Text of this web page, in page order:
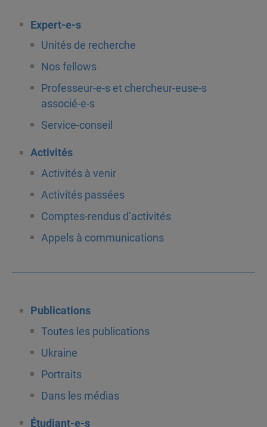
Expert-e-s
Unités de recherche
Nos fellows
Professeur-e-s et chercheur-euse-s
associé-e-s
Service-conseil
Activités
Activités à venir
Activités passées
Comptes-rendus d’activités
Appels à communications
Publications
Toutes les publications
Ukraine
Portraits
Dans les médias
Étudiant-e-s